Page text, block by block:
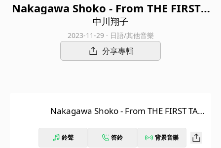
Nakagawa Shoko - From THE FIRST T
AKE
中川翔子
2023-11-29 · 日語/其他音樂
分享專輯
Nakagawa Shoko - From THE FIRST TAK
鈴聲 答鈴 背景音樂